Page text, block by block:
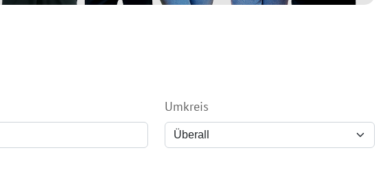
Umkreis